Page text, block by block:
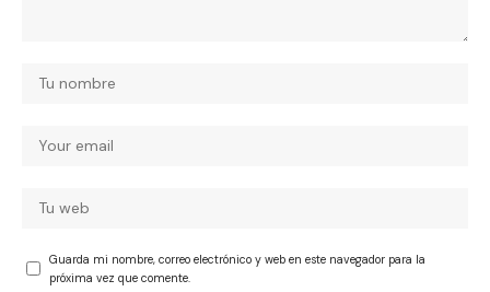
Guarda mi nombre, correo electrónico y web en este navegador para la
próxima vez que comente.